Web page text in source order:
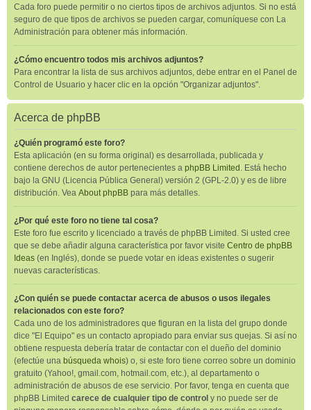
Cada foro puede permitir o no ciertos tipos de archivos adjuntos. Si no está
seguro de que tipos de archivos se pueden cargar, comuníquese con La
Administración para obtener más información.
¿Cómo encuentro todos mis archivos adjuntos?
Para encontrar la lista de sus archivos adjuntos, debe entrar en el Panel de
Control de Usuario y hacer clic en la opción "Organizar adjuntos".
Acerca de phpBB
¿Quién programó este foro?
Esta aplicación (en su forma original) es desarrollada, publicada y
contiene derechos de autor pertenecientes a phpBB Limited . Está hecho
bajo la GNU (Licencia Pública General) versión 2 (GPL-2.0) y es de libre
distribución. Vea About phpBB para más detalles.
¿Por qué este foro no tiene tal cosa?
Este foro fue escrito y licenciado a través de phpBB Limited. Si usted cree
que se debe añadir alguna característica por favor visite Centro de phpBB
Ideas (en Inglés), donde se puede votar en ideas existentes o sugerir
nuevas características.
¿Con quién se puede contactar acerca de abusos o usos ilegales
relacionados con este foro?
Cada uno de los administradores que figuran en la lista del grupo donde
dice "El Equipo" es un contacto apropiado para enviar sus quejas. Si así no
obtiene respuesta debería tratar de contactar con el dueño del dominio
(efectúe una búsqueda whois) o, si este foro tiene correo sobre un dominio
gratuito (Yahoo!, gmail.com, hotmail.com, etc.), al departamento o
administración de abusos de ese servicio. Por favor, tenga en cuenta que
phpBB Limited carece de cualquier tipo de control y no puede ser de